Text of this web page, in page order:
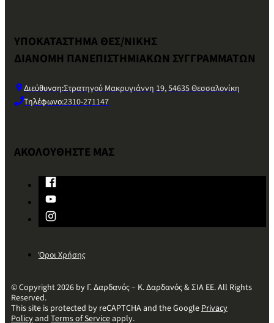
ΥΠΟΚΑΤΑΣΤΗΜΑ ΘΕΣ/ΝΙΚΗΣ
ΔΙΑΝΟΜΗ ΠΑΝΕΠΙΣΤΗΜΙΑΚΩΝ ΣΥΓΓΡΑΜΜΑΤΩΝ
Διεύθυνση:Στρατηγού Μακρυγιάννη 19, 54635 Θεσσαλονίκη
Τηλέφωνο:2310-271147
ΑΚΟΛΟΥΘΗΣΤΕ ΜΑΣ
Όροι Χρήσης
© Copyright 2026 by Γ. Δαρδανός – Κ. Δαρδανός & ΣΙΑ ΕΕ. All Rights
Reserved.
This site is protected by reCAPTCHA and the GooglePrivacy
Policyand Terms of Serviceapply.